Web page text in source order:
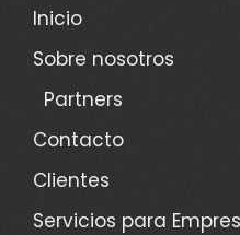
Inicio
Sobre nosotros
Partners
Contacto
Clientes
Servicios para